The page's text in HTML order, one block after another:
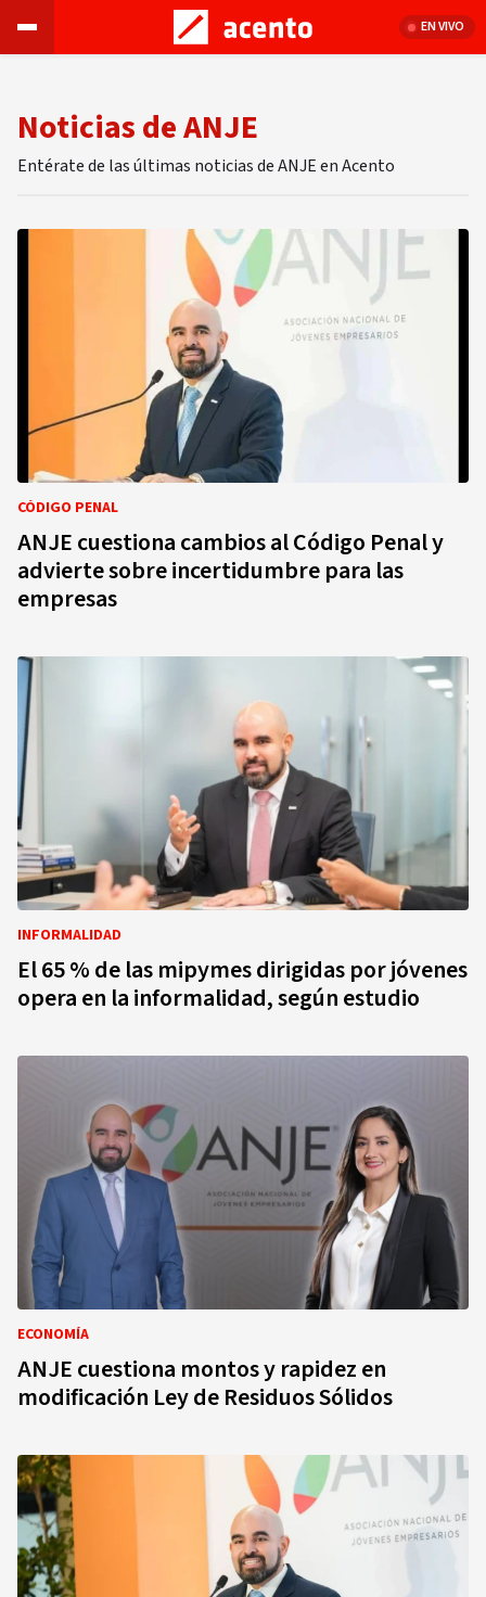
EN VIVO
Noticias de ANJE
Entérate de las últimas noticias de ANJE en Acento
CÓDIGO PENAL
ANJE cuestiona cambios al Código Penal y
advierte sobre incertidumbre para las
empresas
INFORMALIDAD
El 65 % de las mipymes dirigidas por jóvenes
opera en la informalidad, según estudio
ECONOMÍA
ANJE cuestiona montos y rapidez en
modificación Ley de Residuos Sólidos